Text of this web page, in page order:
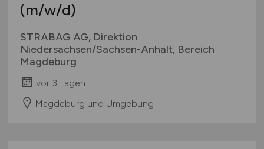
(m/w/d)
STRABAG AG, Direktion
Niedersachsen/Sachsen-Anhalt, Bereich
Magdeburg
vor 3 Tagen
Magdeburg und Umgebung